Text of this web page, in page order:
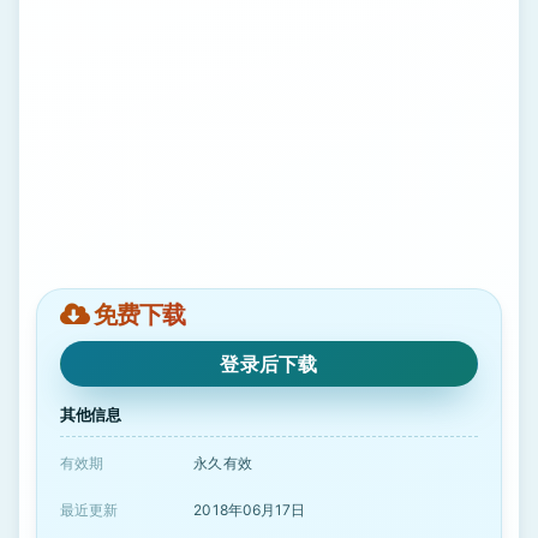
免费下载
登录后下载
其他信息
有效期 永久有效
最近更新 2018年06月17日